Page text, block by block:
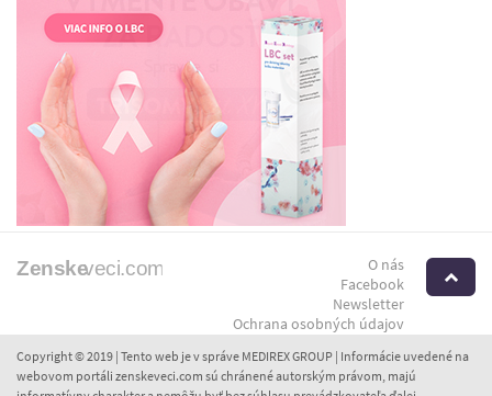
O nás
Facebook
Newsletter
Ochrana osobných údajov
Copyright © 2019 | Tento web je v správe MEDIREX GROUP | Informácie uvedené na
webovom portáli zenskeveci.com sú chránené autorským právom, majú